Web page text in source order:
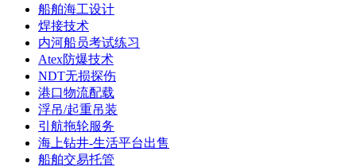
船舶海工设计
焊接技术
内河船员考试练习
Atex防爆技术
NDT无损探伤
港口物流配载
浮吊/起重吊装
引航拖轮服务
海上钻井-生活平台出售
船舶交易托管